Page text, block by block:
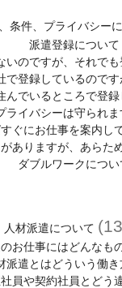
条件、プライバシー
派遣登録について
いのですが、それで
で登録しているので
でいるところで登
ライバシーは守られま
ぐにお仕事を案内し
ありますが、あらた
ダブルワークについ
人材派遣について
お仕事にはどんなも
派遣とはどういう働
員や契約社員とどう